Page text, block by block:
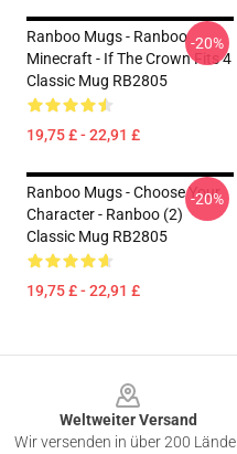
Ranboo Mugs - Ranboo
Minecraft - If The Crown Fits 4
Classic Mug RB2805
19,75 £ - 22,91 £
-20%
Ranboo Mugs - Choose Your
Character - Ranboo (2)
Classic Mug RB2805
19,75 £ - 22,91 £
-20%
Weltweiter Versand
Wir versenden in über 200